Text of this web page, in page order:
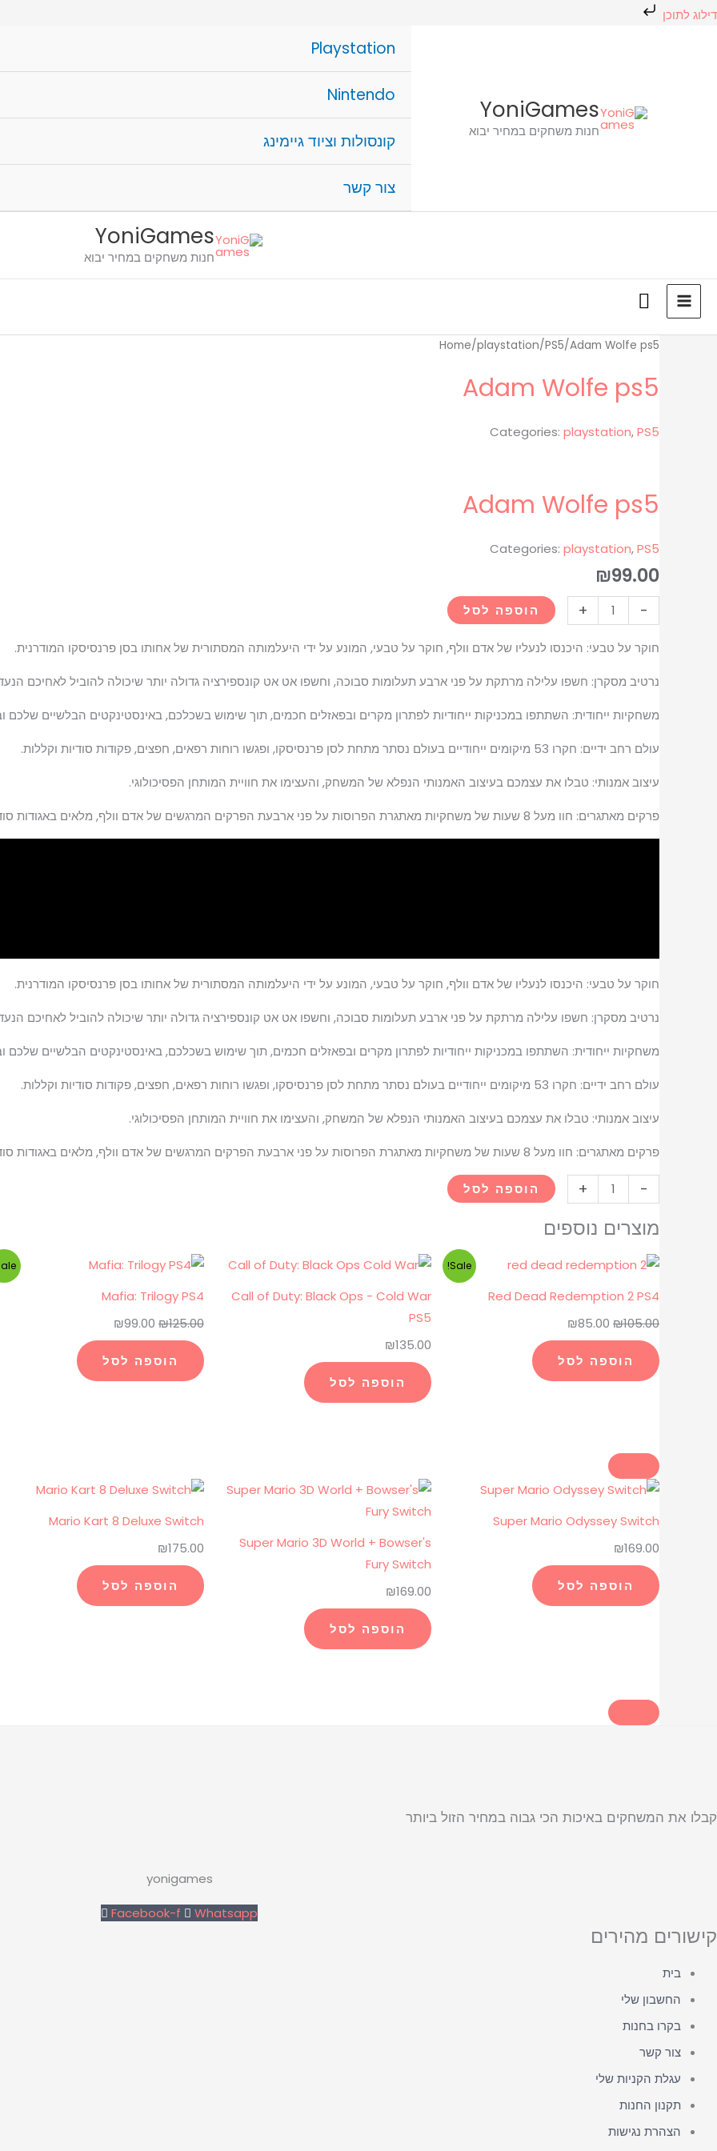
דילוג לתוכן
דילוג
YoniGames
חנות משחקים במחיר יבוא
Playstation
Nintendo
קונסולות וציוד גיימינג
צור קשר
YoniGames
חנות משחקים במחיר יבוא
Home/playstation/PS5/Adam Wolfe ps5
Adam Wolfe ps5
Categories: playstation,PS5
Adam Wolfe ps5
Categories: playstation,PS5
₪99.00
-
כמות
Adam
ps5
+ הוספה לסל
חוקר על טבעי: היכנסו לנעליו של אדם וולף, חוקר על טבעי, המונע על ידי היעלמותה המסתורית של אחותו בסן פרנסיסקו המודרנית.
נרטיב מסקרן: חשפו עלילה מרתקת על פני ארבע תעלומות סבוכה, וחשפו אט אט קונספירציה גדולה יותר שיכולה להוביל לאחיכם
משחקיות ייחודית: השתתפו במכניקות ייחודיות לפתרון מקרים ובפאזלים חכמים, תוך שימוש בשכלכם, באינסטינקטים הבלשיים שלכם
עולם רחב ידיים: חקרו 53 מיקומים ייחודיים בעולם נסתר מתחת לסן פרנסיסקו, ופגשו רוחות רפאים, חפצים, פקודות סודיות וקללות.
עיצוב אמנותי: טבלו את עצמכם בעיצוב האמנותי הנפלא של המשחק, והעצימו את חוויית המותחן הפסיכולוגי.
פרקים מאתגרים: חוו מעל 8 שעות של משחקיות מאתגרת הפרוסות על פני ארבעת הפרקים המרגשים של אדם וולף, מלאים באגודות סודיות ובמצבים לא טבעיים.
חוקר על טבעי: היכנסו לנעליו של אדם וולף, חוקר על טבעי, המונע על ידי היעלמותה המסתורית של אחותו בסן פרנסיסקו המודרנית.
נרטיב מסקרן: חשפו עלילה מרתקת על פני ארבע תעלומות סבוכה, וחשפו אט אט קונספירציה גדולה יותר שיכולה להוביל לאחיכם
משחקיות ייחודית: השתתפו במכניקות ייחודיות לפתרון מקרים ובפאזלים חכמים, תוך שימוש בשכלכם, באינסטינקטים הבלשיים שלכם
עולם רחב ידיים: חקרו 53 מיקומים ייחודיים בעולם נסתר מתחת לסן פרנסיסקו, ופגשו רוחות רפאים, חפצים, פקודות סודיות וקללות.
עיצוב אמנותי: טבלו את עצמכם בעיצוב האמנותי הנפלא של המשחק, והעצימו את חוויית המותחן הפסיכולוגי.
פרקים מאתגרים: חוו מעל 8 שעות של משחקיות מאתגרת הפרוסות על פני ארבעת הפרקים המרגשים של אדם וולף, מלאים באגודות סודיות ובמצבים לא טבעיים.
-
כמות
Adam
ps5
+ הוספה לסל
מוצרים נוספים
Red Dead Redemption 2 PS4
Sale!
₪105.00
המחיר
היה:
₪105.00.
₪85.00
המחיר
הוספה לסל
Call of Duty: Black Ops - Cold War
PS5
₪135.00
הוספה לסל
Mafia: Trilogy PS4
₪125.00
המחיר
₪125.00.
₪99.00
המחיר
הוספה לסל
Super Mario Odyssey Switch
₪169.00
הוספה לסל
Super Mario 3D World + Bowser's
Fury Switch
₪169.00
הוספה לסל
Mario Kart 8 Deluxe Switch
₪175.00
הוספה לסל
קבלו את המשחקים באיכות הכי גבוה במחיר הזול ביותר
yonigames
Facebook-f Whatsapp
קישורים מהירים
בית
החשבון שלי
בקרו בחנות
צור קשר
עגלת הקניות שלי
תקנון החנות
הצהרת נגישות